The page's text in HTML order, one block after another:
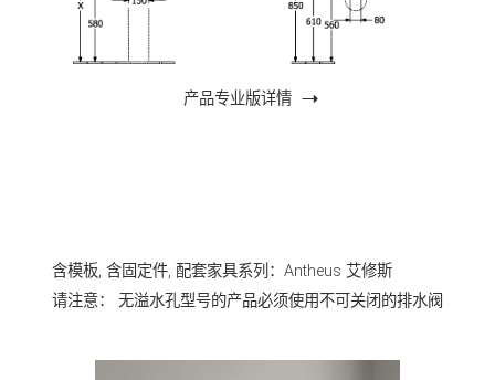
产品专业版详情
含模板, 含固定件, 配套家具系列：Antheus 艾修斯
请注意： 无溢水孔型号的产品必须使用不可关闭的排水阀